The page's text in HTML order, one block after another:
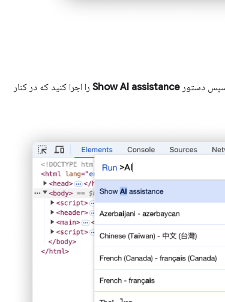
سپس دستور Show AI assistance را اجرا کنید که در کنار